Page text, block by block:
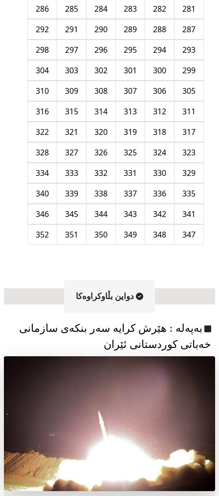
281
282
283
284
285
286
287
288
289
290
291
292
293
294
295
296
297
298
299
300
301
302
303
304
305
306
307
308
309
310
311
312
313
314
315
316
317
318
319
320
321
322
323
324
325
326
327
328
329
330
331
332
333
334
335
336
337
338
339
340
341
342
343
344
345
346
347
348
349
350
351
352
دواین بڵاوکراوه‌کا
به‌په‌له‌ : هێرش کرایە سەر بنکەی سازمانی
خەباتی کوردستانی ئێران